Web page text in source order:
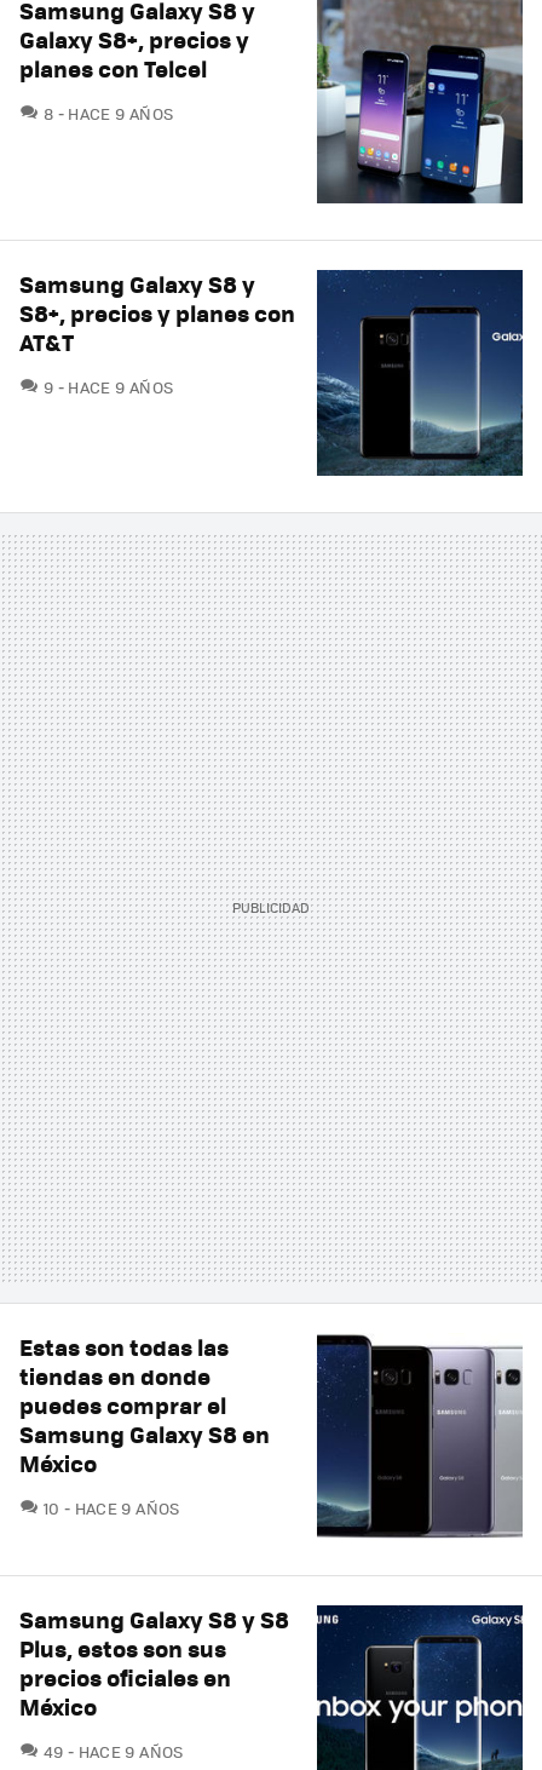
Samsung Galaxy S8 y
Galaxy S8+, precios y
planes con Telcel
8 COMENTARIOS
HACE 9 AÑOS
Samsung Galaxy S8 y
S8+, precios y planes con
AT&T
9 COMENTARIOS
HACE 9 AÑOS
Estas son todas las
tiendas en donde
puedes comprar el
Samsung Galaxy S8 en
México
10 COMENTARIOS
HACE 9 AÑOS
Samsung Galaxy S8 y S8
Plus, estos son sus
precios oficiales en
México
49 COMENTARIOS
HACE 9 AÑOS